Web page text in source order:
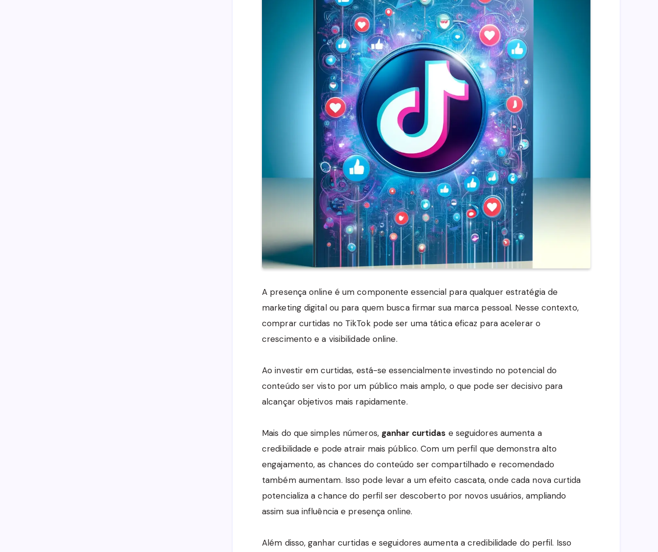
A presença online é um componente essencial para qualquer estratégia de
marketing digital ou para quem busca firmar sua marca pessoal. Nesse contexto,
comprar curtidas no TikTok pode ser uma tática eficaz para acelerar o
crescimento e a visibilidade online.
Ao investir em curtidas, está-se essencialmente investindo no potencial do
conteúdo ser visto por um público mais amplo, o que pode ser decisivo para
alcançar objetivos mais rapidamente.
Mais do que simples números, ganhar curtidas e seguidores aumenta a
credibilidade e pode atrair mais público. Com um perfil que demonstra alto
engajamento, as chances do conteúdo ser compartilhado e recomendado
também aumentam. Isso pode levar a um efeito cascata, onde cada nova curtida
potencializa a chance do perfil ser descoberto por novos usuários, ampliando
assim sua influência e presença online.
Além disso, ganhar curtidas e seguidores aumenta a credibilidade do perfil. Isso